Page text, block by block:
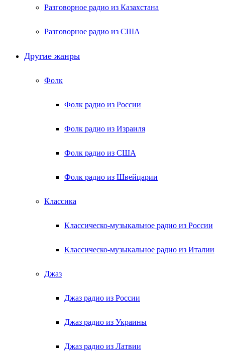
Разговорное радио из Казахстана
Разговорное радио из США
Другие жанры
Фолк
Фолк радио из России
Фолк радио из Израиля
Фолк радио из США
Фолк радио из Швейцарии
Классика
Классическо-музыкальное радио из России
Классическо-музыкальное радио из Италии
Джаз
Джаз радио из России
Джаз радио из Украины
Джаз радио из Латвии